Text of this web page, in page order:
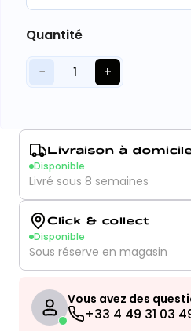
Quantité
− 1 +
Livraison à
Disponible
Livré sous 8 semaines
Click & collect
Disponible
Sous réserve en magasin
Vous avez des
+33 4 49 31 03